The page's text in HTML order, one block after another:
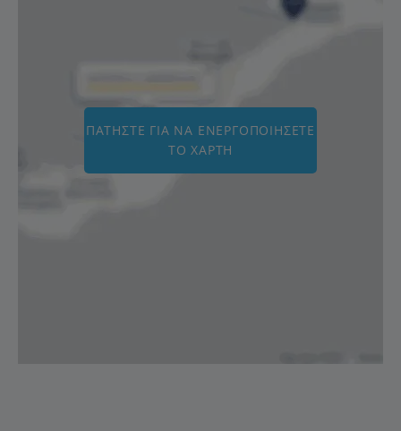
ΠΑΤΉΣΤΕ ΓΙΑ ΝΑ ΕΝΕΡΓΟΠΟΙΉΣΕΤΕ
ΤΟ ΧΆΡΤΗ